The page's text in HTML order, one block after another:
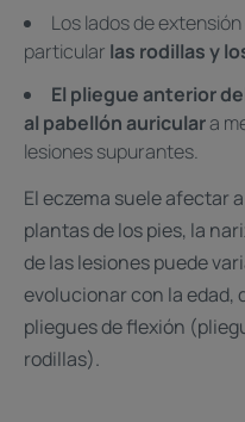
Los lados de
particular las rodillas y
El pliegue anterior
al pabellón auriculara
lesiones supurantes.
El eczema suele afectar
plantas de los pies, la
de las lesiones puede
evolucionar con la edad,
pliegues de flexión
rodillas).